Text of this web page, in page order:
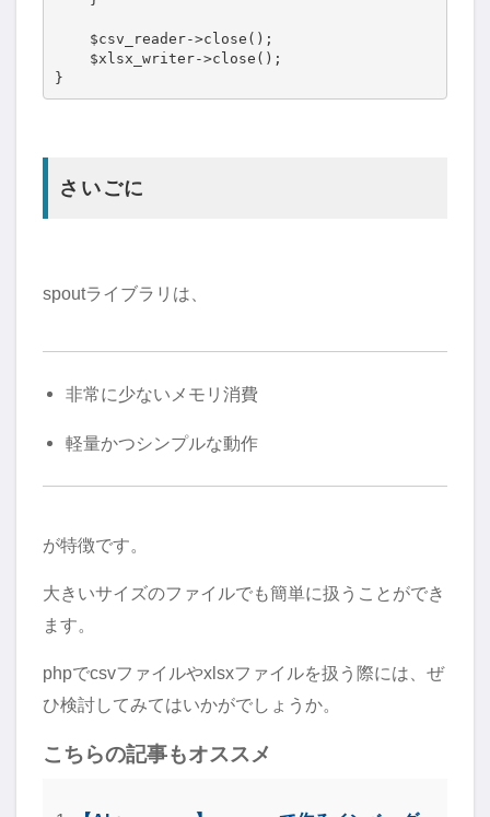
}
さいごに
spoutライブラリは、
非常に少ないメモリ消費
軽量かつシンプルな動作
が特徴です。
大きいサイズのファイルでも簡単に扱うことができ
ます。
phpでcsvファイルやxlsxファイルを扱う際には、ぜ
ひ検討してみてはいかがでしょうか。
こちらの記事もオススメ